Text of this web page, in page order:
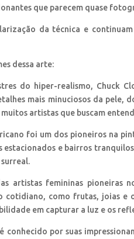
que parecem quase
da técnica e
dessa arte:
do hiper-realismo, Chuck
mais minuciosos da pele,
artistas que buscam
foi um dos pioneiros na
estacionados e bairros
artistas femininas pioneiras
cotidiano, como frutas, joias e
em capturar a luz e os
conhecido por suas